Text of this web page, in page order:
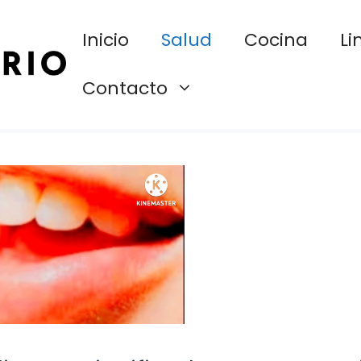
Inicio Salud Cocina
Contacto